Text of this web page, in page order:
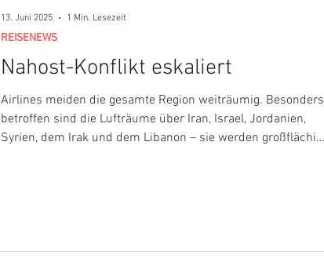
Nahost-Konflikt eskaliert
Airlines meiden die gesamte Region weiträumig. Besonders
betroffen sind die Lufträume über Iran, Israel, Jordanien,
Syrien, dem Irak und dem Libanon – sie werden großflächig
REISENEWS
13. Juni 2025 1 Min. Lesezeit